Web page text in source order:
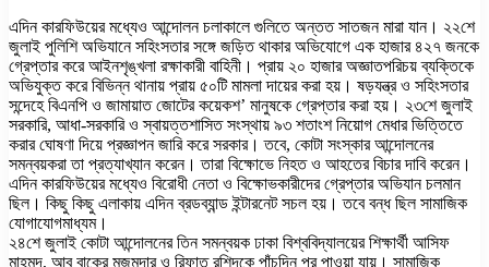
এদিন কারফিউয়ের মধ্যেও আন্দোলন চলাকালে গুলিতে অন্তত সাতজন মারা যান। ২২শে
জুলাই পুলিশি অভিযানে সহিংসতার সঙ্গে জড়িত থাকার অভিযোগে এক হাজার ৪২৭ জনকে
গ্রেপ্তার করে আইনশৃঙ্খলা রক্ষাকারী বাহিনী। প্রায় ২০ হাজার অজ্ঞাতপরিচয় ব্যক্তিকে
অভিযুক্ত করে বিভিন্ন থানায় প্রায় ৫০টি মামলা দায়ের করা হয়। ষড়যন্ত্র ও সহিংসতার
সন্দেহে বিএনপি ও জামায়াত জোটের কয়েকশ’ মানুষকে গ্রেপ্তার করা হয়। ২৩শে জুলাই
সরকারি, আধা-সরকারি ও স্বায়ত্তশাসিত সংস্থায় ৯৩ শতাংশ নিয়োগ মেধার ভিত্তিতে
করার ঘোষণা দিয়ে প্রজ্ঞাপন জারি করে সরকার। তবে, কোটা সংস্কার আন্দোলনের
সমন্বয়করা তা প্রত্যাখ্যান করেন। তারা বিক্ষোভে নিহত ও আহতের বিচার দাবি করেন।
এদিন কারফিউয়ের মধ্যেও বিরোধী নেতা ও বিক্ষোভকারীদের গ্রেপ্তার অভিযান চলমান
ছিল। কিছু কিছু এলাকায় এদিন ব্রডব্যান্ড ইন্টারনেট সচল হয়। তবে বন্ধ ছিল সামাজিক
যোগাযোগমাধ্যম।
২৪শে জুলাই কোটা আন্দোলনের তিন সমন্বয়ক ঢাকা বিশ্ববিদ্যালয়ের শিক্ষার্থী আসিফ
মাহমুদ, আবু বাকের মজুমদার ও রিফাত রশিদকে পাঁচদিন পর পাওয়া যায়। সামাজিক